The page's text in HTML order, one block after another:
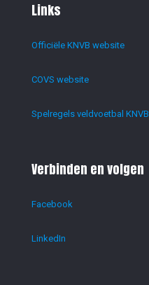
Links
Officiële KNVB website
COVS website
Spelregels veldvoetbal KNVB
Verbinden en volgen
Facebook
LinkedIn